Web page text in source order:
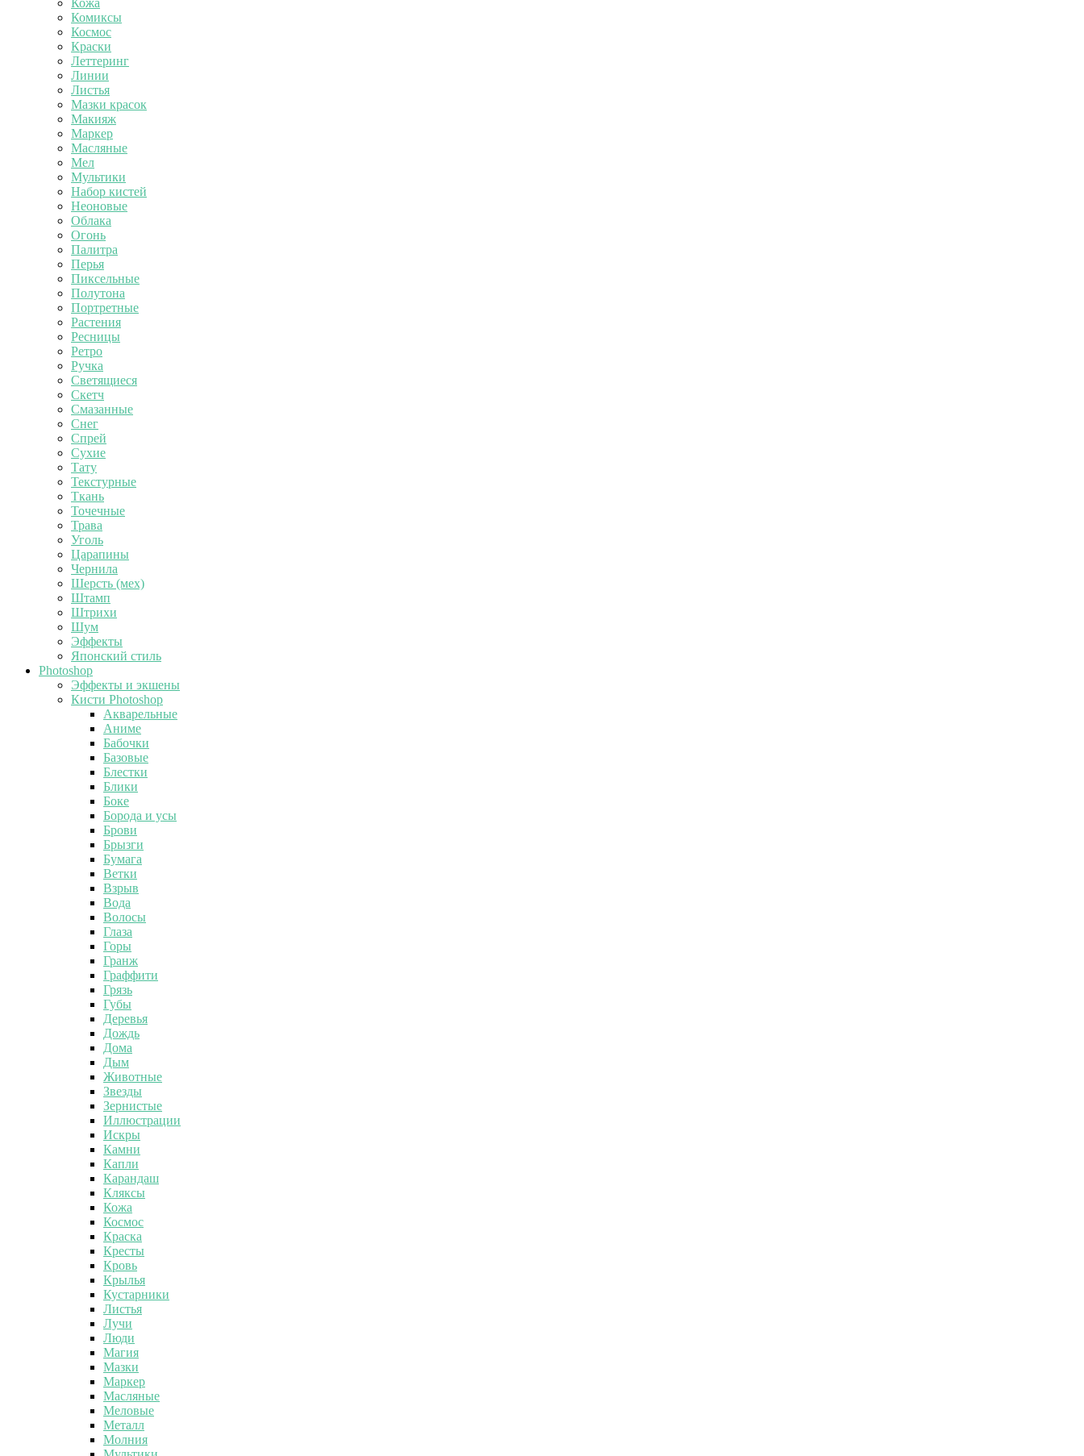
Кожа
Комиксы
Космос
Краски
Леттеринг
Линии
Листья
Мазки красок
Макияж
Маркер
Масляные
Мел
Мультики
Набор кистей
Неоновые
Облака
Огонь
Палитра
Перья
Пиксельные
Полутона
Портретные
Растения
Ресницы
Ретро
Ручка
Светящиеся
Скетч
Смазанные
Снег
Спрей
Сухие
Тату
Текстурные
Ткань
Точечные
Трава
Уголь
Царапины
Чернила
Шерсть (мех)
Штамп
Штрихи
Шум
Эффекты
Японский стиль
Photoshop
Эффекты и экшены
Кисти Photoshop
Акварельные
Аниме
Бабочки
Базовые
Блестки
Блики
Боке
Борода и усы
Брови
Брызги
Бумага
Ветки
Взрыв
Вода
Волосы
Глаза
Горы
Гранж
Граффити
Грязь
Губы
Деревья
Дождь
Дома
Дым
Животные
Звезды
Зернистые
Иллюстрации
Искры
Камни
Капли
Карандаш
Кляксы
Кожа
Космос
Краска
Кресты
Кровь
Крылья
Кустарники
Листья
Лучи
Люди
Магия
Мазки
Маркер
Масляные
Меловые
Металл
Молния